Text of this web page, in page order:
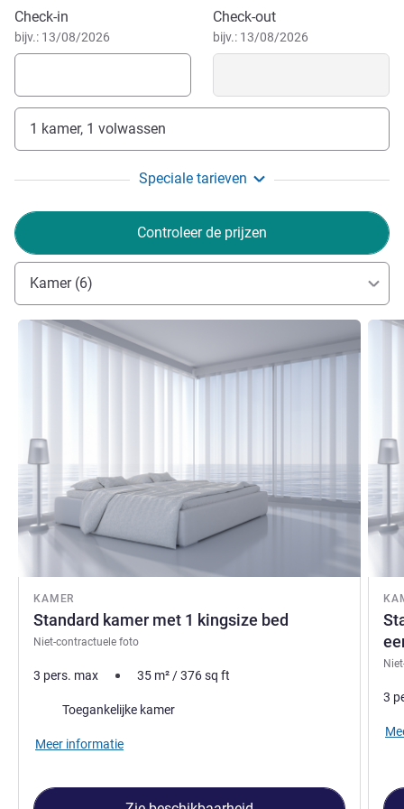
Boek dit hotel
Check-in
bijv.: 13/08/2026
Check-out
bijv.: 13/08/2026
1 kamer, 1 volwassen
Speciale tarieven
Controleer de prijzen
Kamer (6)
KAMER
Standard kamer met 1 kingsize bed
Niet-contractuele foto
Meer informatie
3 pers. max 35 m²/376sq ft
Toegankelijke kamer
Meer informatie
Meer
3